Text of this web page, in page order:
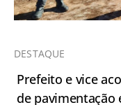
DESTAQUE
Prefeito e vice
de pavimentação